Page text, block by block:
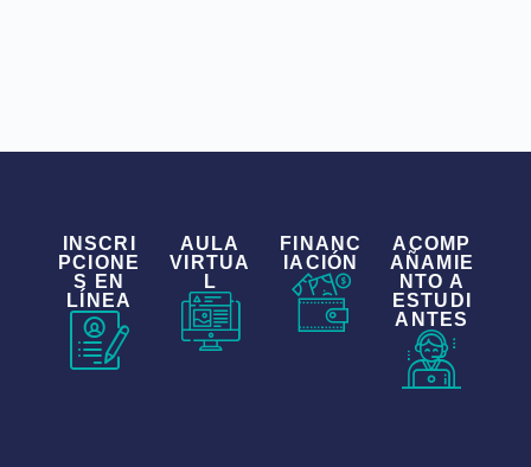
INSCRI
PCIONE
S EN
LÍNEA
AULA
VIRTUA
L
FINANC
IACIÓN
ACOMP
AÑAMIE
NTO A
ESTUDI
ANTES